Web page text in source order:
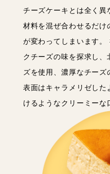
チーズケーキとは全く異
材料を混ぜ合わせるだ
が変わってしまいます。
クチーズの味を探求し
ズを使用、濃厚なチーズ
表面はキャラメリゼした
けるようなクリーミーな